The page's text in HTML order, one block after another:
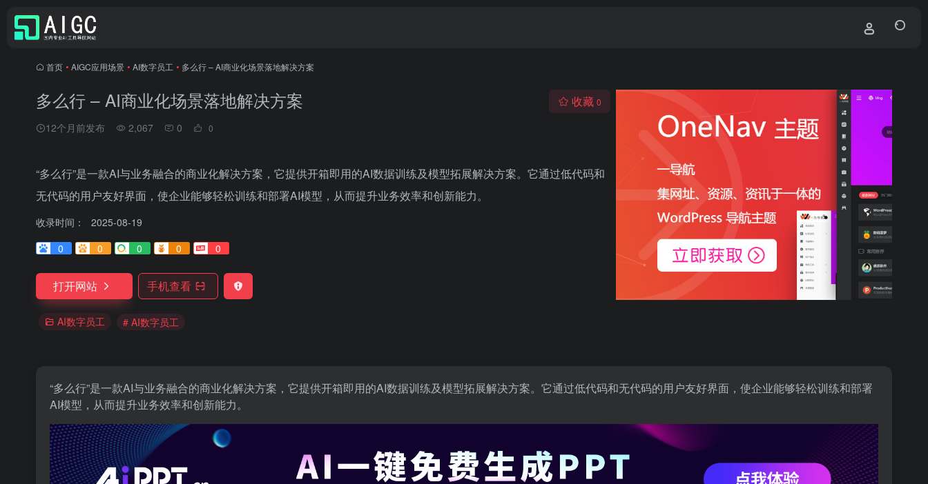
首页 • AIGC应用场景 • AI数字员工 • 多么行 – AI商业化场景落地解决方案
多么行 – AI商业化场景落地解决方案
12个月前发布 2,067 0 0
收藏 0
“多么行”是一款AI与业务融合的商业化解决方案，它提供开箱即用的AI数据训练及模型拓展解决方案。它通过低代码和
无代码的用户友好界面，使企业能够轻松训练和部署AI模型，从而提升业务效率和创新能力。
收录时间：
2025-08-19
0
0 0 0 0
打开网站 手机查看
AI数字员工 # AI数字员工
“多么行”是一款AI与业务融合的商业化解决方案，它提供开箱即用的AI数据训练及模型拓展解决方案。它通过低代码和无代码的用户友好界面，使企业能够轻松训练和部署
AI模型，从而提升业务效率和创新能力。